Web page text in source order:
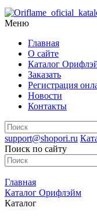
Меню
Главная
О сайте
Каталог
Заказать
Регистрация
Новости
Контакты
support@shopori.ru
Поиск по сайту
Главная
Каталог Орифлэйм
Каталог